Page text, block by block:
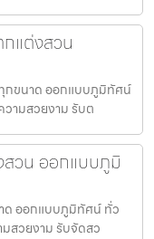
แต่งสวน
กขนาด ออกแบบภูมิทัศน์
วามสวยงาม รับต
วน ออกแบบภูมิ
ด ออกแบบภูมิทัศน์ ทั่ว
สวยงาม รับจัดสว